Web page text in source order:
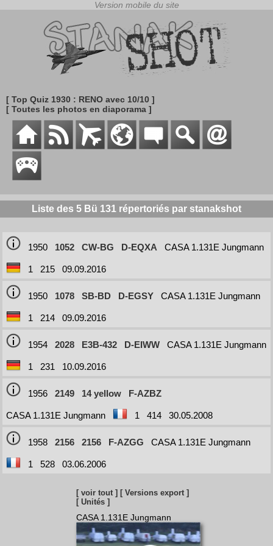
[ Top Quiz 1930 : RENO avec 10/10 ]
[ Toutes les photos en diaporama ]
Liste des 5 Bü 131 répertoriés par stanakshot
1950 1052 CW-BG D-EQXA CASA 1.131E Jungmann
1 215 09.09.2016
1950 1078 SB-BD D-EGSY CASA 1.131E Jungmann
1 214 09.09.2016
1954 2028 E3B-432 D-EIWW CASA 1.131E Jungmann
1 231 10.09.2016
1956 2149 14 yellow F-AZBZ
CASA 1.131E Jungmann 1 414 30.05.2008
1958 2156 2156 F-AZGG CASA 1.131E Jungmann
1 528 03.06.2006
[ voir tout ] [ Versions export ]
[ Unités ]
CASA 1.131E Jungmann